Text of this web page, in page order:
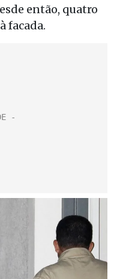
então, quatro
facada.